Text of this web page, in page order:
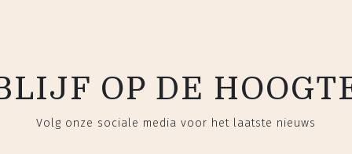
OP DE
Volg onze sociale media voor het laatste nieuws